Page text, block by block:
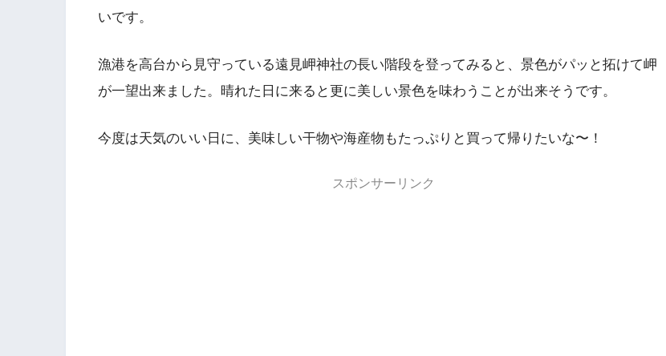
いです。
漁港を高台から見守っている遠見岬神社の長い階段を登ってみると、景色がパッと拓けて岬
が一望出来ました。晴れた日に来ると更に美しい景色を味わうことが出来そうです。
今度は天気のいい日に、美味しい干物や海産物もたっぷりと買って帰りたいな〜！
スポンサーリンク